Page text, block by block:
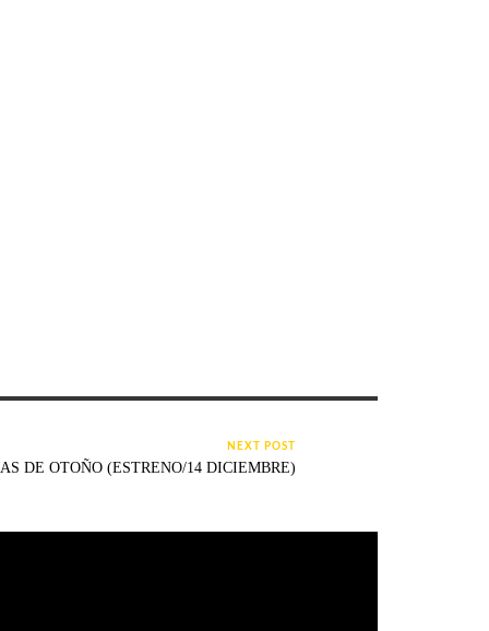
NEXT POST
DE OTOÑO (ESTRENO/14 DICIEMBRE)